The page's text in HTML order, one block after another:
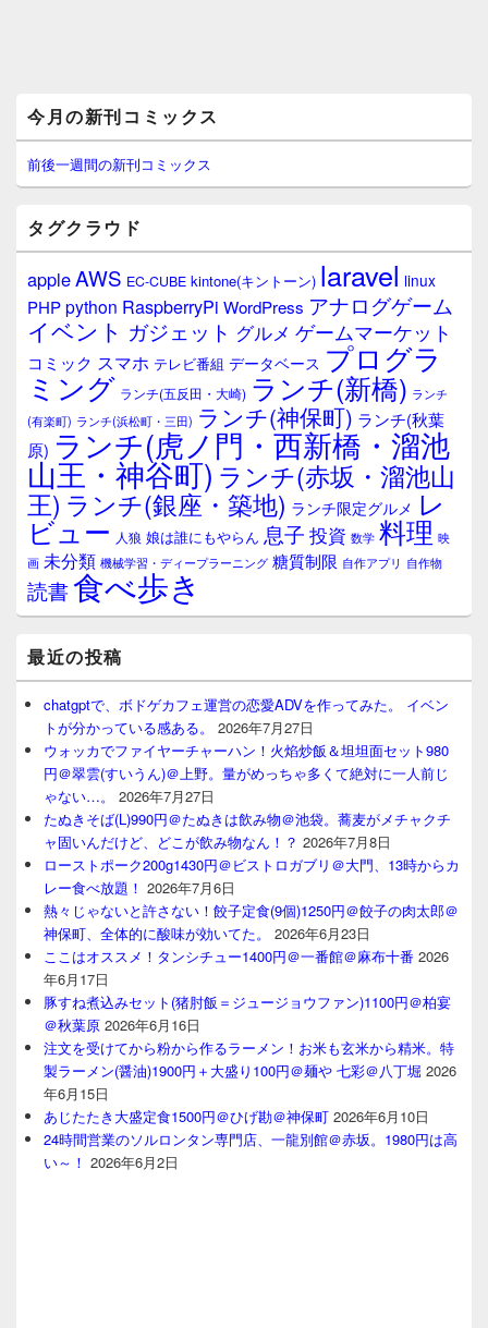
イ
ン
サ
イ
ウ
ィ
ジ
ェ
ア
今月の新刊コミックス
前後一週間の新刊コミックス
タグクラウド
appleAWS EC-CUBE kintone(キントーン) laravel linux
PHPpython RaspberryPi WordPress アナログゲーム
イベント ガジェット グルメ ゲームマーケット
コミック スマホ テレビ番組 データベース プログラ
ミング ランチ(五反田・大崎) ランチ(新橋) ランチ
(有楽町) ランチ(浜松町・三田) ランチ(神保町) ランチ(秋葉
原) ランチ(虎ノ門・西新橋・溜池
山王・神谷町) ランチ(赤坂・溜池山
王) ランチ(銀座・築地) ランチ限定グルメ レ
ビュー 人狼 娘は誰にもやらん 息子 投資 数学 料理 映
画 未分類 機械学習・ディープラーニング 糖質制限 自作アプリ 自作物
読書食べ歩き
最近の投稿
chatgptで、ボドゲカフェ運営の恋愛ADVを作ってみた。 イベン
トが分かっている感ある。
2026年7月27日
ウォッカでファイヤーチャーハン！火焰炒飯＆坦坦面セット980
円＠翠雲(すいうん)＠上野。量がめっちゃ多くて絶対に一人前じ
ゃない…。
2026年7月27日
たぬきそば(L)990円＠たぬきは飲み物＠池袋。蕎麦がメチャクチ
ャ固いんだけど、どこが飲み物なん！？ 2026年7月8日
ローストポーク200g1430円＠ビストロガブリ＠大門、13時からカ
レー食べ放題！ 2026年7月6日
熱々じゃないと許さない！餃子定食(9個)1250円＠餃子の肉太郎＠
神保町、全体的に酸味が効いてた。
2026年6月23日
ここはオススメ！タンシチュー1400円＠一番館＠麻布十番 2026
年6月17日
豚すね煮込みセット(猪肘飯＝ジュージョウファン)1100円＠柏宴
＠秋葉原 2026年6月16日
注文を受けてから粉から作るラーメン！お米も玄米から精米。特
製ラーメン(醤油)1900円＋大盛り100円＠麺や 七彩＠八丁堀 2026
年6月15日
あじたたき大盛定食1500円＠ひげ勘＠神保町 2026年6月10日
24時間営業のソルロンタン専門店、一龍別館＠赤坂。1980円は高
い～！ 2026年6月2日